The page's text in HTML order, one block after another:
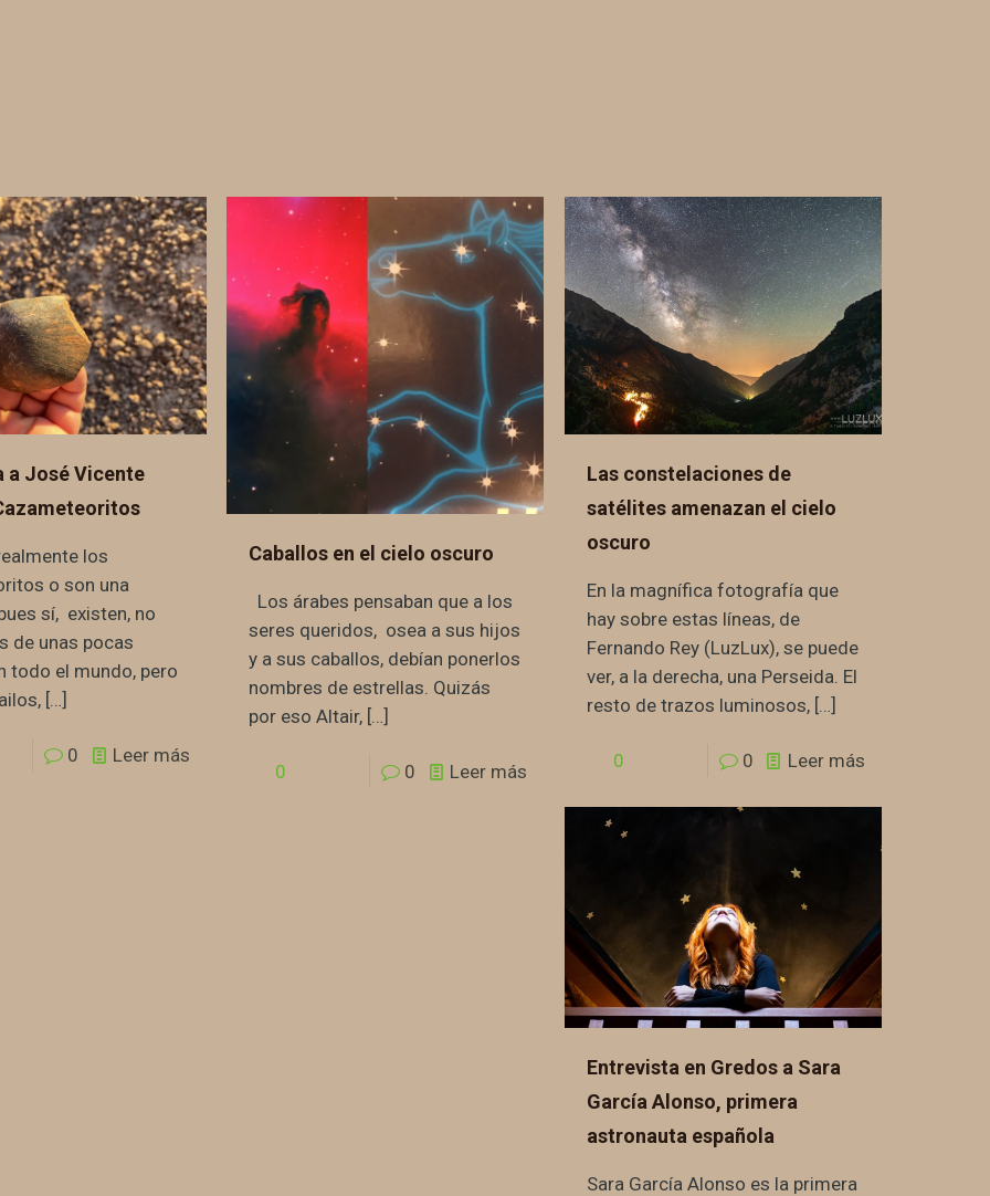
a José Vicente
los
o son una
sí, existen, no
de unas pocas
todo el mundo, pero
[…]
0 Leer más
Caballos en el cielo oscuro
Los árabes pensaban que a los
seres queridos, osea a sus hijos
y a sus caballos, debían ponerlos
nombres de estrellas. Quizás
por eso Altair, […]
0 0 Leer más
Las constelaciones de
satélites amenazan el cielo
oscuro
En la magnífica fotografía que
hay sobre estas líneas, de
Fernando Rey (LuzLux), se puede
ver, a la derecha, una Perseida. El
resto de trazos luminosos,[…]
0 0 Leer más
Entrevista en Gredos a Sara
García Alonso, primera
astronauta española
Sara García Alonso es la primera